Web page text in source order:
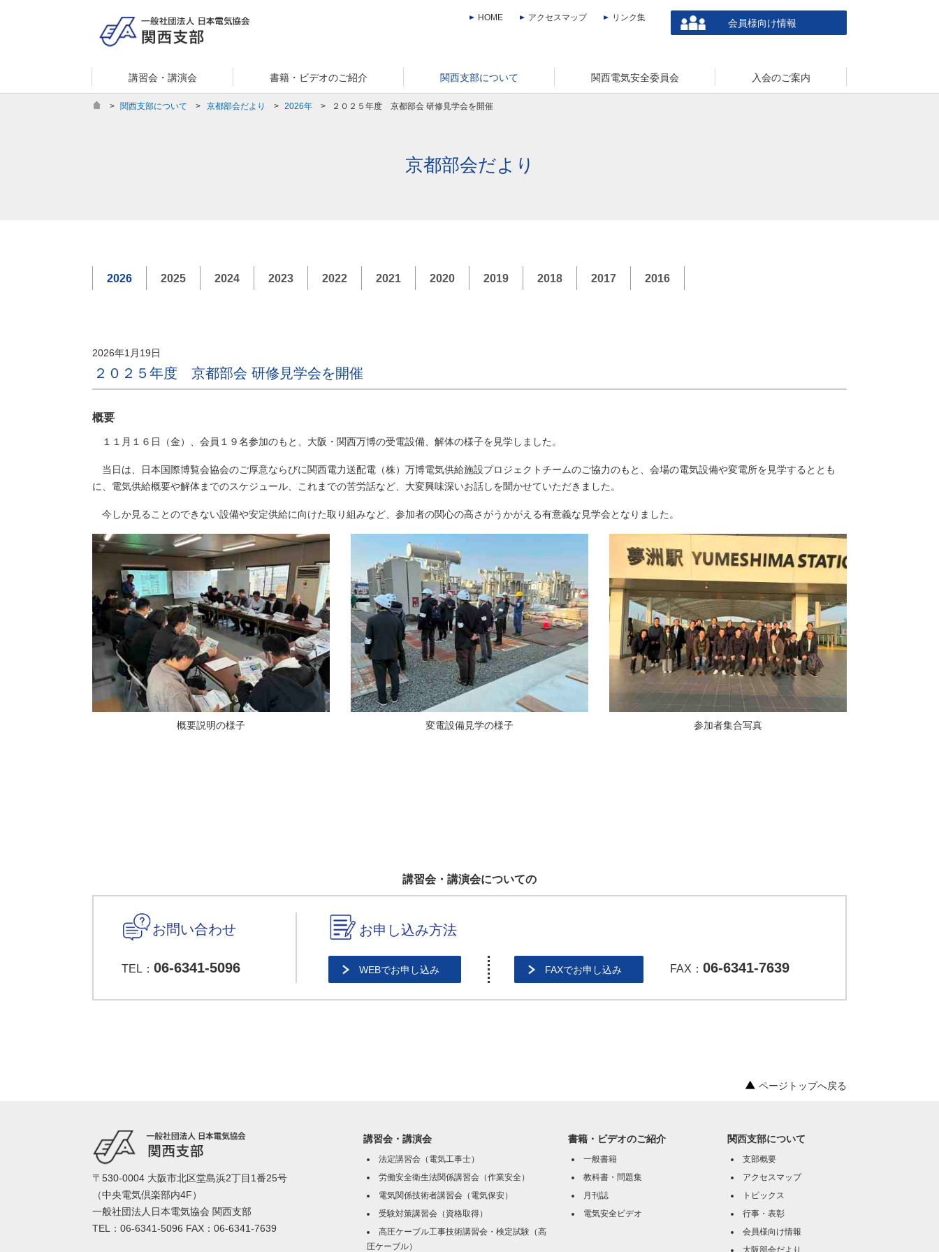
HOME アクセスマップ リンク集
会員様向け情報
講習会・講演会 書籍・ビデオのご紹介 関西支部について 関西電気安全委員会 入会のご案内
> 関西支部について > 京都部会だより > 2026年 > ２０２５年度 京都部会 研修見学会を開催
京都部会だより
2026 2025 2024 2023 2022 2021 2020 2019 2018 2017 2016
2026年1月19日
２０２５年度 京都部会 研修見学会を開催
概要
１１月１６日（金）、会員１９名参加のもと、大阪・関西万博の受電設備、解体の様子を見学しました。
当日は、日本国際博覧会協会のご厚意ならびに関西電力送配電（株）万博電気供給施設プロジェクトチームのご協力のもと、会場の電気設備や変電所を見学するととも
に、電気供給概要や解体までのスケジュール、これまでの苦労話など、大変興味深いお話しを聞かせていただきました。
今しか見ることのできない設備や安定供給に向けた取り組みなど、参加者の関心の高さがうかがえる有意義な見学会となりました。
概要説明の様子 変電設備見学の様子 参加者集合写真
講習会・講演会についての
お問い合わせ
TEL： 06-6341-5096
お申し込み方法
WEBでお申し込み FAXでお申し込み FAX： 06-6341-7639
ページトップへ戻る
〒530-0004 大阪市北区堂島浜2丁目1番25号
（中央電気倶楽部内4F）
一般社団法人日本電気協会 関西支部
TEL：06-6341-5096 FAX：06-6341-7639
講習会・講演会
法定講習会（電気工事士）
労働安全衛生法関係講習会（作業安全）
電気関係技術者講習会（電気保安）
受験対策講習会（資格取得）
高圧ケーブル工事技術講習会・検定試験（高
圧ケーブル）
書籍・ビデオのご紹介
一般書籍
教科書・問題集
月刊誌
電気安全ビデオ
関西支部について
支部概要
アクセスマップ
トピックス
行事・表彰
会員様向け情報